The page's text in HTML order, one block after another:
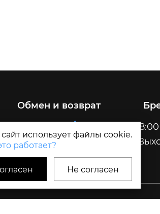
использует файлы cookie.
работает?
Не согласен
Обмен и возврат
32